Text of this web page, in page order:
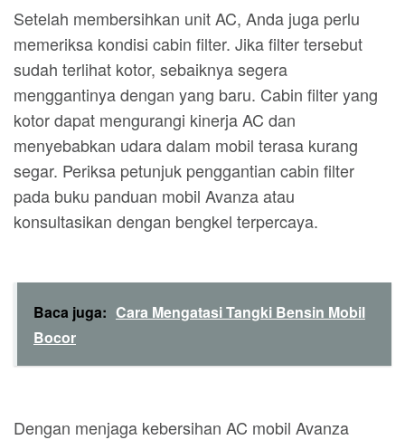
Setelah membersihkan unit AC, Anda juga perlu
memeriksa kondisi cabin filter. Jika filter tersebut
sudah terlihat kotor, sebaiknya segera
menggantinya dengan yang baru. Cabin filter yang
kotor dapat mengurangi kinerja AC dan
menyebabkan udara dalam mobil terasa kurang
segar. Periksa petunjuk penggantian cabin filter
pada buku panduan mobil Avanza atau
konsultasikan dengan bengkel terpercaya.
Baca juga: Cara Mengatasi Tangki Bensin Mobil
Bocor
Dengan menjaga kebersihan AC mobil Avanza